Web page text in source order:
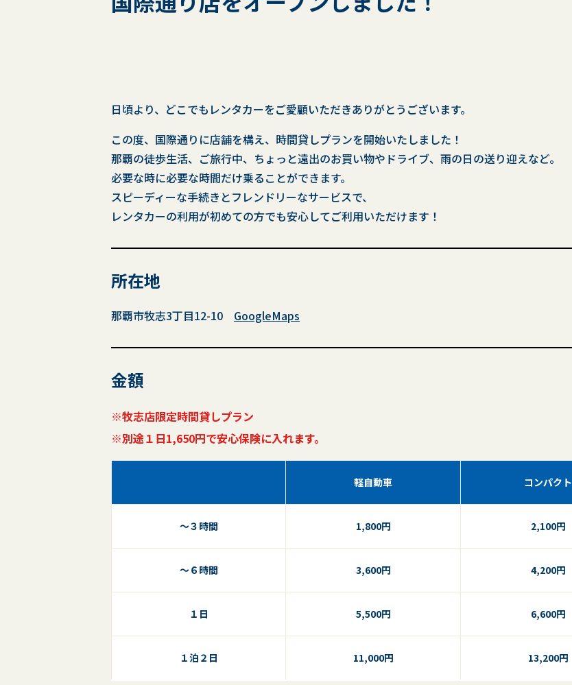
日頃より、どこでもレンタカーをご愛顧いただきありがとうございます。
この度、国際通りに店舗を構え、時間貸しプランを開始いたしました！
那覇の徒歩生活、ご旅行中、ちょっと遠出のお買い物やドライブ、雨の日の送り迎えなど。
必要な時に必要な時間だけ乗ることができます。
スピーディーな手続きとフレンドリーなサービスで、
レンタカーの利用が初めての方でも安心してご利用いただけます！
所在地
那覇市牧志3丁目12-10 GoogleMaps
金額
※牧志店限定時間貸しプラン
※別途１日1,650円で安心保険に入れます。
軽自動車 コンパクト
〜３時間 1,800円 2,100円
〜６時間 3,600円 4,200円
１日 5,500円 6,600円
１泊２日 11,000円 13,200円